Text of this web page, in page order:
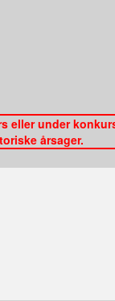
eller under
årsager.